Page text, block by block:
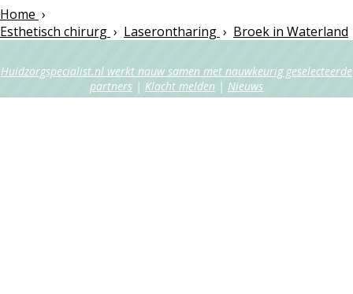
Home ›
Esthetisch chirurg › Laserontharing › Broek in Waterland
Huidzorgspecialist.nl werkt nauw samen met nauwkeurig geselecteerde
partners | Klacht melden | Nieuws